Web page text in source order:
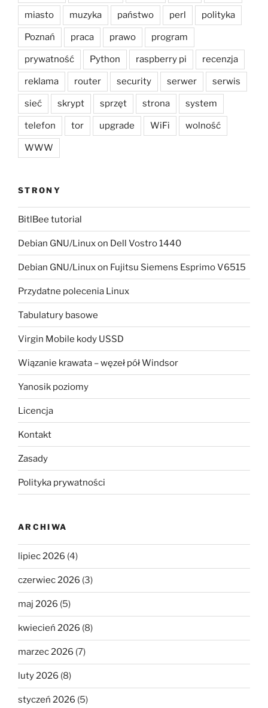
miasto muzyka państwo perl polityka
Poznań praca prawo program
prywatność Python raspberry pi recenzja
reklama router security serwer serwis
sieć skrypt sprzęt strona system
telefon tor upgrade WiFi wolność
WWW
STRONY
BitlBee tutorial
Debian GNU/Linux on Dell Vostro 1440
Debian GNU/Linux on Fujitsu Siemens Esprimo V6515
Przydatne polecenia Linux
Tabulatury basowe
Virgin Mobile kody USSD
Wiązanie krawata – węzeł pół Windsor
Yanosik poziomy
Licencja
Kontakt
Zasady
Polityka prywatności
ARCHIWA
lipiec 2026 (4)
czerwiec 2026 (3)
maj 2026 (5)
kwiecień 2026 (8)
marzec 2026 (7)
luty 2026 (8)
styczeń 2026 (5)